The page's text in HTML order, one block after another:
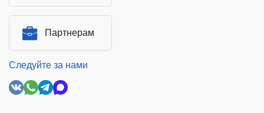
Партнерам
Следуйте за нами